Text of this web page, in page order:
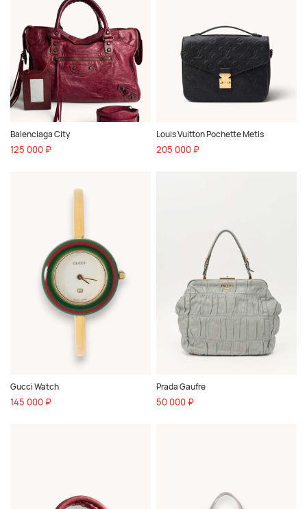
Balenciaga City
125 000 ₽
Louis Vuitton Pochette Metis
205 000 ₽
Gucci Watch
145 000 ₽
Prada Gaufre
50 000 ₽